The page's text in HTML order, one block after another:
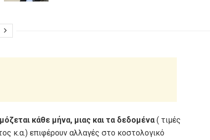
κάθε μήνα, μιας και τα δεδομένα ( τιμές
κ.α.) επιφέρουν αλλαγές στο κοστολογικό